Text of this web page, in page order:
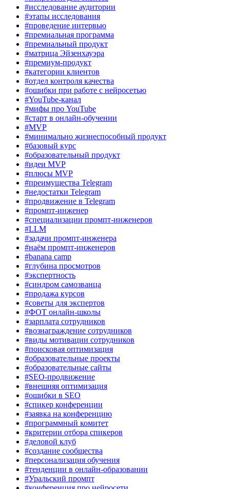
#исследование аудитории
#этапы исследования
#проведение интервью
#премиальная программа
#премиальный продукт
#матрица Эйзенхауэра
#премиум-продукт
#категории клиентов
#отдел контроля качества
#ошибки при работе с нейросетью
#YouTube-канал
#мифы про YouTube
#старт в онлайн-обучении
#MVP
#минимально жизнеспособный продукт
#базовый курс
#образовательный продукт
#идеи MVP
#плюсы MVP
#преимущества Telegram
#недостатки Telegram
#продвижение в Telegram
#промпт-инженер
#специализации промпт-инженеров
#LLM
#задачи промпт-инженера
#наём промпт-инженеров
#banana camp
#глубина просмотров
#экспертность
#синдром самозванца
#продажа курсов
#советы для экспертов
#ФОТ онлайн-школы
#зарплата сотрудников
#вознаграждение сотрудников
#виды мотивации сотрудников
#поисковая оптимизация
#образовательные проекты
#образовательные сайты
#SEO-продвижение
#внешняя оптимизация
#ошибки в SEO
#спикер конференции
#заявка на конференцию
#программный комитет
#критерии отбора спикеров
#деловой клуб
#создание сообщества
#персонализация обучения
#тенденции в онлайн-образовании
#Уральский промпт